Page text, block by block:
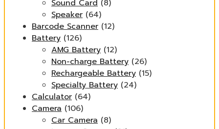
Sound Card (8)
Speaker (64)
Barcode Scanner (12)
Battery (126)
AMG Battery (12)
Non-charge Battery (26)
Rechargeable Battery (15)
Specialty Battery (24)
Calculator (64)
Camera (106)
Car Camera (8)